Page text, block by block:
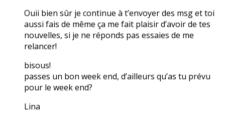
Ouii bien sûr je continue à t’envoyer des msg et toi
aussi fais de même ça me fait plaisir d’avoir de tes
nouvelles, si je ne réponds pas essaies de me
relancer!
bisous!
passes un bon week end, d’ailleurs qu’as tu prévu
pour le week end?
Lina